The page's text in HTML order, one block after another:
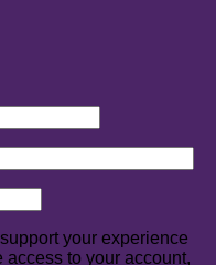
your experience
to your account,